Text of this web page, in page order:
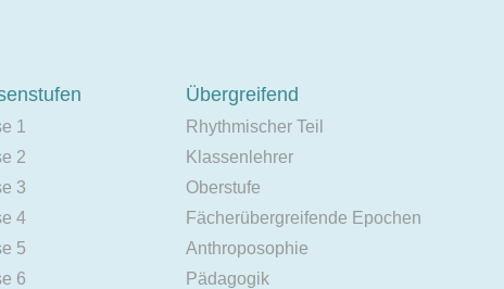
1
2
3
4
5
6
Übergreifend
Rhythmischer Teil
Klassenlehrer
Oberstufe
Fächerübergreifende Epochen
Anthroposophie
Pädagogik